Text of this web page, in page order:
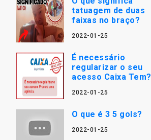
tatuagem de duas
faixas no braço?
2022-01-25
É necessário
regularizar o seu
acesso Caixa Tem?
2022-01-25
O que é 3 5 gols?
2022-01-25